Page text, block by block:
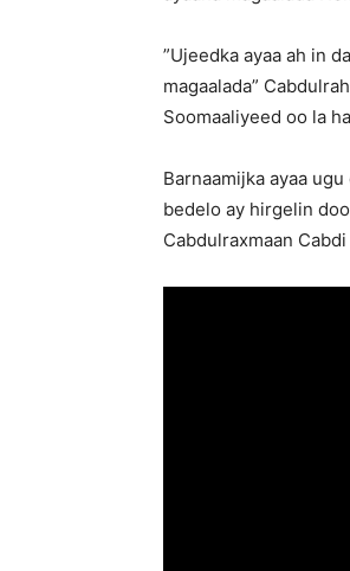
”Ujeedka ayaa ah in
magaalada”
Soomaaliyeed oo la
Barnaamijka ayaa
bedelo ay hirgelin
Cabdulraxmaan Cabdi